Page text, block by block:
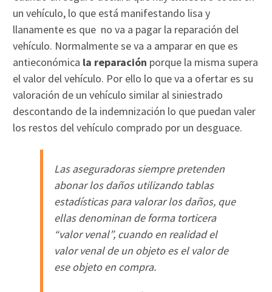
un vehículo, lo que está manifestando lisa y
llanamente es que no va a pagar la reparación del
vehículo. Normalmente se va a amparar en que es
antieconómica la reparación porque la misma supera
el valor del vehículo. Por ello lo que va a ofertar es su
valoración de un vehículo similar al siniestrado
descontando de la indemnización lo que puedan valer
los restos del vehículo comprado por un desguace.
Las aseguradoras siempre pretenden
abonar los daños utilizando tablas
estadísticas para valorar los daños, que
ellas denominan de forma torticera
“valor venal”, cuando en realidad el
valor venal de un objeto es el valor de
ese objeto en compra.